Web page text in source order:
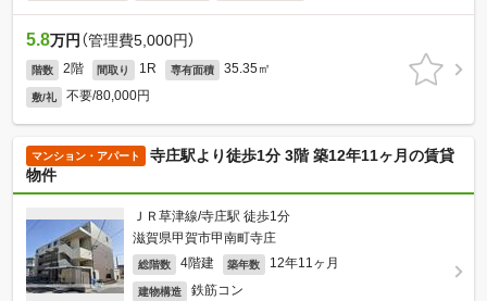
5.8万円 （管理費5,000円）
階数 2階 間取り 1R 専有面積 35.35㎡
敷/礼 不要/80,000円
マンション・アパート
寺庄駅より徒歩1分 3階 築12年11ヶ月の賃貸
物件
ＪＲ草津線/寺庄駅 徒歩1分
滋賀県甲賀市甲南町寺庄
総階数 4階建 築年数 12年11ヶ月
建物構造 鉄筋コン